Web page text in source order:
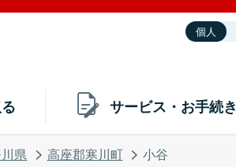
個人
サービス・お手続き
県 高座郡寒川町 小谷